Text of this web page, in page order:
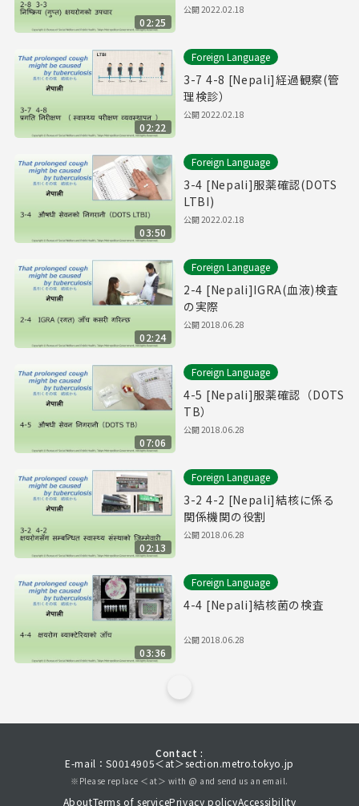
02:25
公開2022.02.18
02:22
Foreign Language
3-7 4-8 [Nepali]経過観察(管
理検診）
公開2022.02.18
03:50
Foreign Language
3-4 [Nepali]服薬確認(DOTS
LTBI)
公開2022.02.18
02:24
Foreign Language
2-4 [Nepali]IGRA(血液)検査
の実際
公開2018.06.28
07:06
Foreign Language
4-5 [Nepali]服薬確認（DOTS
TB）
公開2018.06.28
02:13
Foreign Language
3-2 4-2 [Nepali]結核に係る
関係機関の役割
公開2018.06.28
03:36
Foreign Language
4-4 [Nepali]結核菌の検査
公開2018.06.28
Contact :
E-mail：S0014905＜at＞section.metro.tokyo.jp
※Please replace ＜at＞ with @ and send us an email.
AboutTerms of servicePrivacy policyAccessibility